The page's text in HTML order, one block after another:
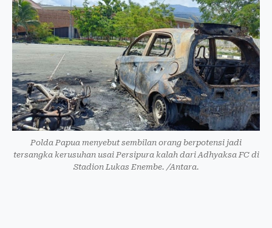
Polda Papua menyebut sembilan orang berpotensi jadi
tersangka kerusuhan usai Persipura kalah dari Adhyaksa FC di
Stadion Lukas Enembe. /Antara.